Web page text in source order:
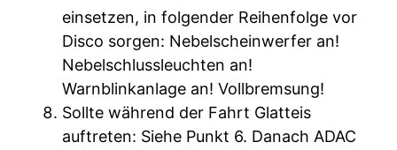
einsetzen, in folgender Reihenfolge vor
Disco sorgen: Nebelscheinwerfer an!
Nebelschlussleuchten an!
Warnblinkanlage an! Vollbremsung!
Sollte während der Fahrt Glatteis
auftreten: Siehe Punkt 6. Danach ADAC